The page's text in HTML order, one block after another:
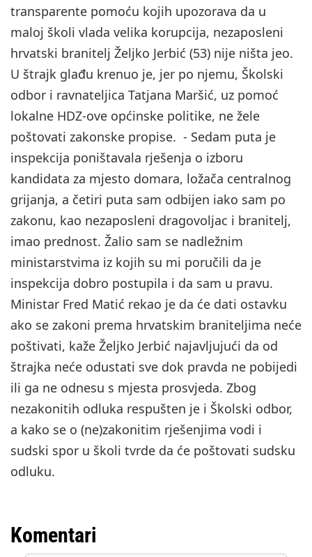
transparente pomoću kojih upozorava da u
maloj školi vlada velika korupcija, nezaposleni
hrvatski branitelj Željko Jerbić (53) nije ništa jeo.
U štrajk glađu krenuo je, jer po njemu, Školski
odbor i ravnateljica Tatjana Maršić, uz pomoć
lokalne HDZ-ove općinske politike, ne žele
poštovati zakonske propise. - Sedam puta je
inspekcija poništavala rješenja o izboru
kandidata za mjesto domara, ložača centralnog
grijanja, a četiri puta sam odbijen iako sam po
zakonu, kao nezaposleni dragovoljac i branitelj,
imao prednost. Žalio sam se nadležnim
ministarstvima iz kojih su mi poručili da je
inspekcija dobro postupila i da sam u pravu.
Ministar Fred Matić rekao je da će dati ostavku
ako se zakoni prema hrvatskim braniteljima neće
poštivati, kaže Željko Jerbić najavljujući da od
štrajka neće odustati sve dok pravda ne pobijedi
ili ga ne odnesu s mjesta prosvjeda. Zbog
nezakonitih odluka respušten je i Školski odbor,
a kako se o (ne)zakonitim rješenjima vodi i
sudski spor u školi tvrde da će poštovati sudsku
odluku.
Komentari